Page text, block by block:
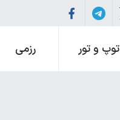
توپ و تور رزمی